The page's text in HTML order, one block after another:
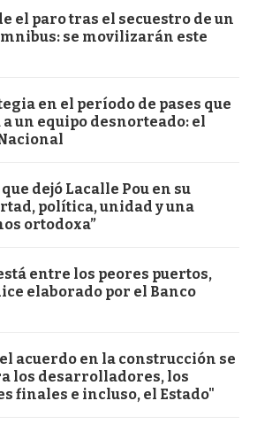
el paro tras el secuestro de un
se movilizarán este
en el período de pases que
a un equipo desnorteado: el
dejó Lacalle Pou en su
política, unidad y una
ortodoxa”
entre los peores puertos,
elaborado por el Banco
acuerdo en la construcción se
los desarrolladores, los
finales e incluso, el Estado"